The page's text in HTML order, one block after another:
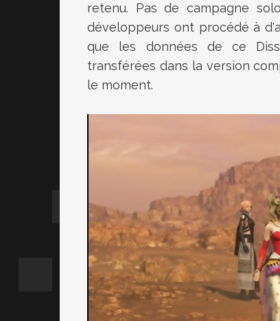
retenu. Pas de campagne
développeurs ont procédé à
que les données de ce
transférées dans la version
le moment.